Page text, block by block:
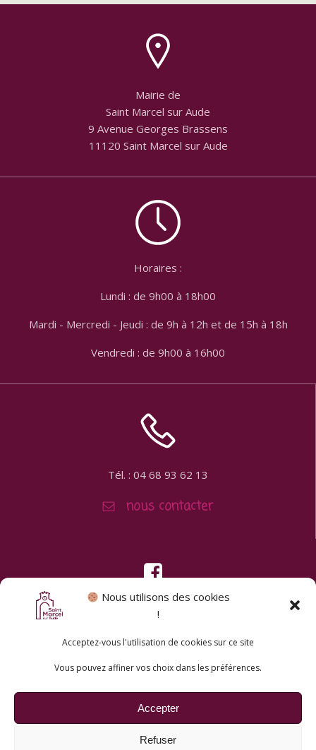
Nous utilisons des cookies
!
Acceptez-vous l'utilisation de cookies sur ce site
Vous pouvez affiner vos choix dans les préférences.
Accepter
Refuser
Mairie de
Saint Marcel sur Aude
9 Avenue Georges Brassens
11120 Saint Marcel sur Aude
Horaires :
Lundi : de 9h00 à 18h00
Mardi - Mercredi - Jeudi : de 9h à 12h et de 15h à 18h
Vendredi : de 9h00 à 16h00
Tél. : 04 68 93 62 13
nous contacter
© 2026 Saint-Marcel sur Aude. Un service proposé par
Comm'un Site
Mentions légales